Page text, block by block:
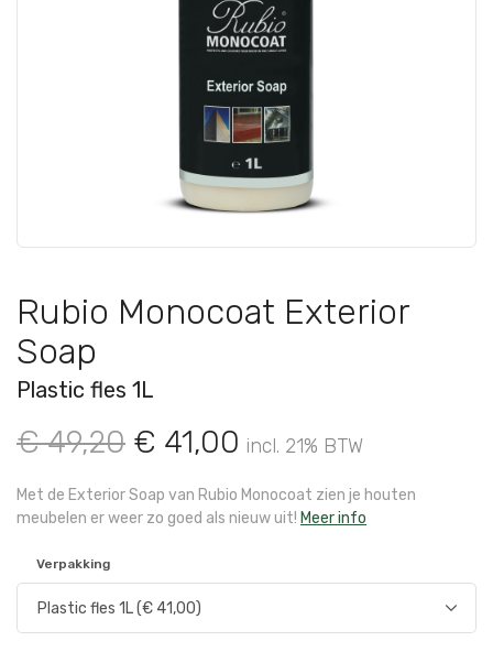
Rubio Monocoat Exterior
Soap
Plastic fles 1L
€ 49,20 € 41,00 incl. 21% BTW
Met de Exterior Soap van Rubio Monocoat zien je houten
meubelen er weer zo goed als nieuw uit! Meer info
Verpakking